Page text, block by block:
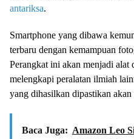
antariksa.
Smartphone yang dibawa
terbaru dengan kemampuan
Perangkat ini akan menjadi alat
melengkapi peralatan ilmiah
yang dihasilkan dipastikan
Baca Juga: Amazon Leo